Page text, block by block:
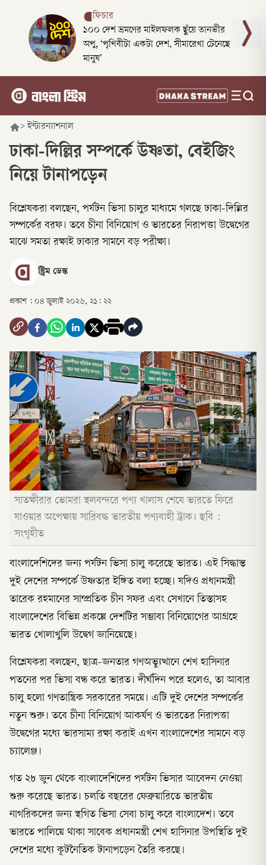
ফিচার
১০০ দেশ ভ্রমণের মাইলফলক ছুঁয়ে তানভীর
অপু, ‘পৃথিবীটা একটা দেশ, সীমারেখা টেনেছে
মানুষ’
> ইন্টারন্যাশনাল
ঢাকা-দিল্লির সম্পর্কে উষ্ণতা, বেইজিং
নিয়ে টানাপড়েন
বিশ্লেষকরা বলছেন, পর্যটন ভিসা চালুর মাধ্যমে গলছে ঢাকা-দিল্লির
সম্পর্কের বরফ। তবে চীনা বিনিয়োগ ও ভারতের নিরাপত্তা উদ্বেগের
মাঝে সমতা রক্ষাই ঢাকার সামনে বড় পরীক্ষা।
স্ট্রিম ডেস্ক
প্রকাশ : ০৪ জুলাই ২০২৬, ২১: ২২
সাতক্ষীরার ভোমরা স্থলবন্দরে পণ্য খালাস শেষে ভারতে ফিরে
যাওয়ার অপেক্ষায় সারিবদ্ধ ভারতীয় পণ্যবাহী ট্রাক। ছবি :
সংগৃহীত
বাংলাদেশিদের জন্য পর্যটন ভিসা চালু করেছে ভারত। এই সিদ্ধান্ত
দুই দেশের সম্পর্কে উষ্ণতার ইঙ্গিত বলা হচ্ছে। যদিও প্রধানমন্ত্রী
তারেক রহমানের সাম্প্রতিক চীন সফর এবং সেখানে তিস্তাসহ
বাংলাদেশের বিভিন্ন প্রকল্পে দেশটির সম্ভাব্য বিনিয়োগের আগ্রহে
ভারত খোলাখুলি উদ্বেগ জানিয়েছে।
বিশ্লেষকরা বলছেন, ছাত্র-জনতার গণঅভ্যুত্থানে শেখ হাসিনার
পতনের পর ভিসা বন্ধ করে ভারত। দীর্ঘদিন পরে হলেও, তা আবার
চালু হলো গণতান্ত্রিক সরকারের সময়ে। এটি দুই দেশের সম্পর্কের
নতুন শুরু। তবে চীনা বিনিয়োগ আকর্ষণ ও ভারতের নিরাপত্তা
উদ্বেগের মধ্যে ভারসাম্য রক্ষা করাই এখন বাংলাদেশের সামনে বড়
চ্যালেঞ্জ।
গত ২৮ জুন থেকে বাংলাদেশিদের পর্যটন ভিসার আবেদন নেওয়া
শুরু করেছে ভারত। চলতি বছরের ফেব্রুয়ারিতে ভারতীয়
নাগরিকদের জন্য স্থগিত ভিসা সেবা চালু করে বাংলাদেশ। তবে
ভারতে পালিয়ে থাকা সাবেক প্রধানমন্ত্রী শেখ হাসিনার উপস্থিতি দুই
দেশের মধ্যে কূটনৈতিক টানাপড়েন তৈরি করছে।